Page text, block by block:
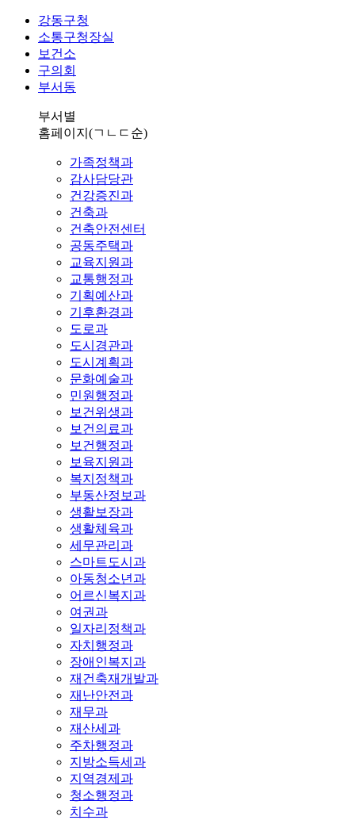
강동구청
소통구청장실
보건소
구의회
부서동
부서별
홈페이지 (ㄱㄴㄷ순)
가족정책과
감사담당관
건강증진과
건축과
건축안전센터
공동주택과
교육지원과
교통행정과
기획예산과
기후환경과
도로과
도시경관과
도시계획과
문화예술과
민원행정과
보건위생과
보건의료과
보건행정과
보육지원과
복지정책과
부동산정보과
생활보장과
생활체육과
세무관리과
스마트도시과
아동청소년과
어르신복지과
여권과
일자리정책과
자치행정과
장애인복지과
재건축재개발과
재난안전과
재무과
재산세과
주차행정과
지방소득세과
지역경제과
청소행정과
치수과